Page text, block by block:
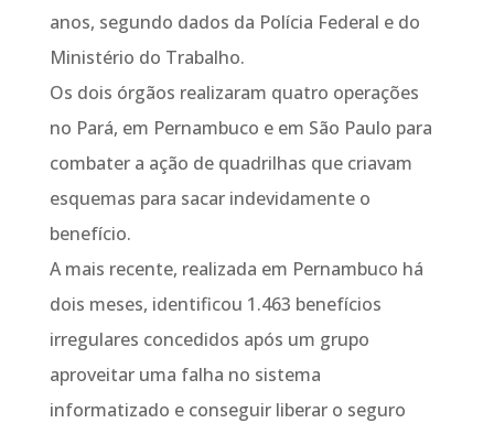
anos, segundo dados da Polícia Federal e do
Ministério do Trabalho.
Os dois órgãos realizaram quatro operações
no Pará, em Pernambuco e em São Paulo para
combater a ação de quadrilhas que criavam
esquemas para sacar indevidamente o
benefício.
A mais recente, realizada em Pernambuco há
dois meses, identificou 1.463 benefícios
irregulares concedidos após um grupo
aproveitar uma falha no sistema
informatizado e conseguir liberar o seguro